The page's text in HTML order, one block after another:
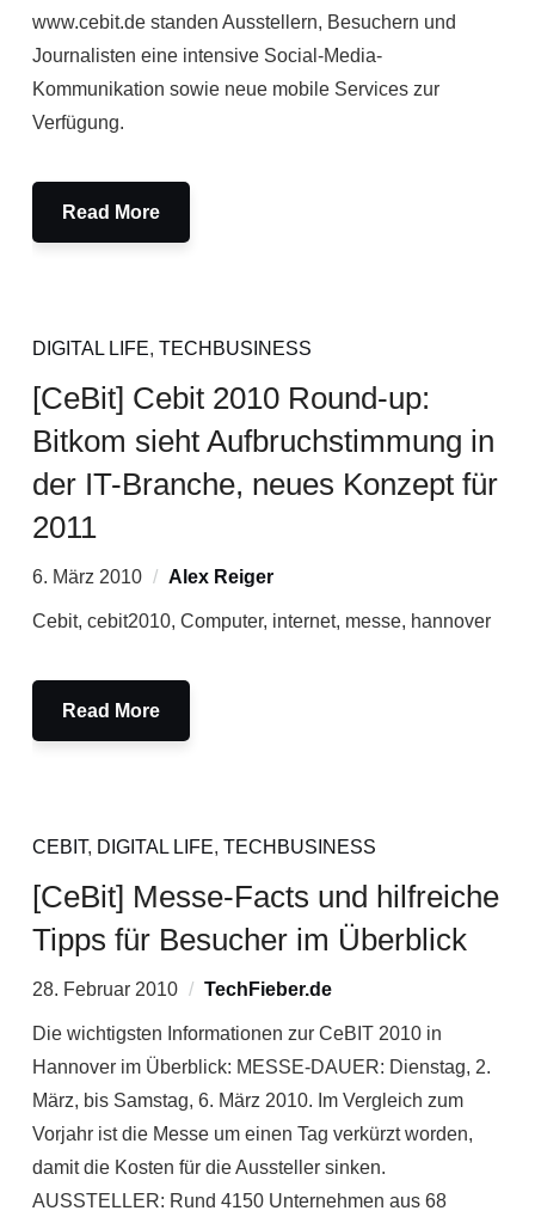
www.cebit.de standen Ausstellern, Besuchern und
Journalisten eine intensive Social-Media-
Kommunikation sowie neue mobile Services zur
Verfügung.
Read More
DIGITAL LIFE, TECHBUSINESS
[CeBit] Cebit 2010 Round-up:
Bitkom sieht Aufbruchstimmung in
der IT-Branche, neues Konzept für
2011
6. März 2010 Alex Reiger
Cebit, cebit2010, Computer, internet, messe, hannover
Read More
CEBIT, DIGITAL LIFE, TECHBUSINESS
[CeBit] Messe-Facts und hilfreiche
Tipps für Besucher im Überblick
28. Februar 2010 TechFieber.de
Die wichtigsten Informationen zur CeBIT 2010 in
Hannover im Überblick: MESSE-DAUER: Dienstag, 2.
März, bis Samstag, 6. März 2010. Im Vergleich zum
Vorjahr ist die Messe um einen Tag verkürzt worden,
damit die Kosten für die Aussteller sinken.
AUSSTELLER: Rund 4150 Unternehmen aus 68